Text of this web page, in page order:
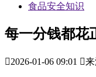
食品安全知识
每一分钱都花
2026-01-06 09:01 